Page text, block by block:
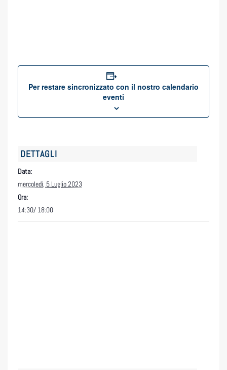
Per restare sincronizzato con il nostro calendario
eventi
DETTAGLI
Data:
mercoledì, 5 Luglio 2023
Ora:
14:30/ 18:00